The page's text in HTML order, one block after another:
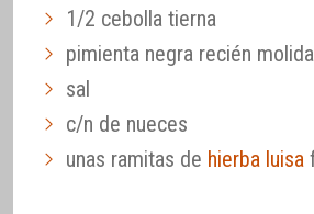
1/2 cebolla tierna
pimienta negra recién molida
sal
c/n de nueces
unas ramitas de hierba luisa